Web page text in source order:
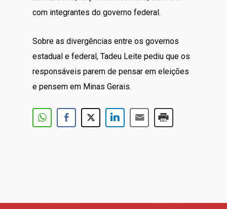
com integrantes do governo federal.
Sobre as divergências entre os governos
estadual e federal, Tadeu Leite pediu que os
responsáveis parem de pensar em eleições
e pensem em Minas Gerais.